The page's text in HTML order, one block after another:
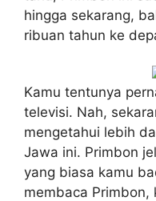
hingga sekarang,
ribuan tahun ke
Kamu tentunya
televisi. Nah,
mengetahui lebih
Jawa ini. Primbon
yang biasa kamu
membaca Primbon,